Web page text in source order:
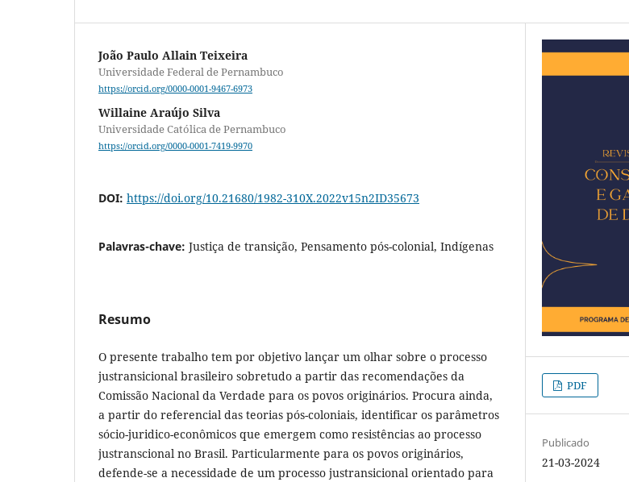
João Paulo Allain Teixeira
Universidade Federal de Pernambuco
https://orcid.org/0000-0001-9467-6973
Willaine Araújo Silva
Universidade Católica de Pernambuco
https://orcid.org/0000-0001-7419-9970
DOI: https://doi.org/10.21680/1982-310X.2022v15n2ID35673
Palavras-chave: Justiça de transição, Pensamento pós-colonial, Indígenas
Resumo
O presente trabalho tem por objetivo lançar um olhar sobre o processo
justransicional brasileiro sobretudo a partir das recomendações da
Comissão Nacional da Verdade para os povos originários. Procura ainda,
a partir do referencial das teorias pós-coloniais, identificar os parâmetros
sócio-juridico-econômicos que emergem como resistências ao processo
justranscional no Brasil. Particularmente para os povos originários,
defende-se a necessidade de um processo justransicional orientado para
PDF
Publicado
21-03-2024